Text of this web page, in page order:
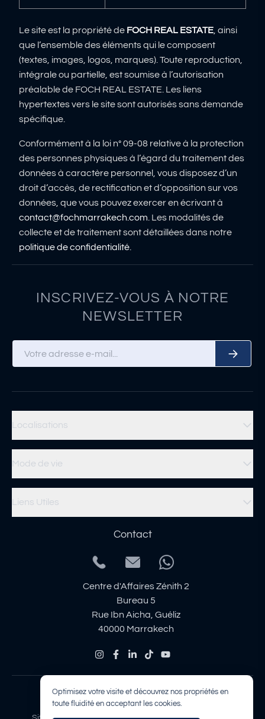
Le site est la propriété de FOCH REAL ESTATE , ainsi
que l’ensemble des éléments qui le composent
(textes, images, logos, marques). Toute reproduction,
intégrale ou partielle, est soumise à l’autorisation
préalable de FOCH REAL ESTATE. Les liens
hypertextes vers le site sont autorisés sans demande
spécifique.
Conformément à la loi n° 09-08 relative à la protection
des personnes physiques à l’égard du traitement des
données à caractère personnel, vous disposez d’un
droit d’accès, de rectification et d’opposition sur vos
données, que vous pouvez exercer en écrivant à
contact@fochmarrakech.com . Les modalités de
collecte et de traitement sont détaillées dans notre
politique de confidentialité
INSCRIVEZ-VOUS À NOTRE
NEWSLETTER
Localisations
Mode de vie
Liens Utiles
Contact
Centre d'Affaires Zénith 2
Bureau 5
Rue Ibn Aicha, Guéliz
40000 Marrakech
Optimisez votre visite et découvrez nos propriétés en
toute fluidité en acceptant les cookies.